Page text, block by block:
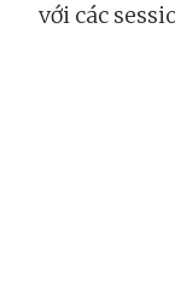
với các